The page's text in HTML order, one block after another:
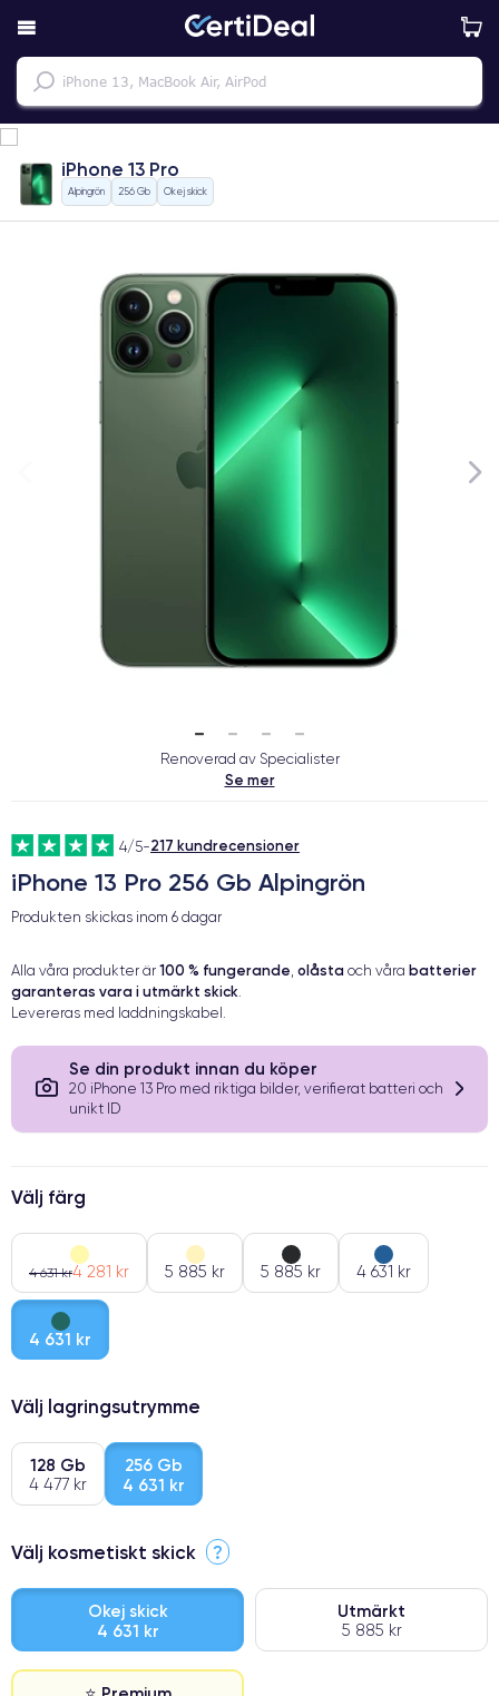
iPhone 13 Pro
Alpingrön 256 Gb Okej skick
Renoverad av Specialister
Se mer
4/5-217 kundrecensioner
iPhone 13 Pro 256 Gb Alpingrön
Produkten skickas inom 6 dagar
Alla våra produkter är 100 % fungerande, olåsta och våra batterier
garanteras vara i utmärkt skick.
Levereras med laddningskabel.
Se din produkt innan du köper
20 iPhone 13 Pro med riktiga bilder, verifierat batteri och
unikt ID
Välj färg
4 631 kr4 281 kr 5 885 kr 5 885 kr 4 631 kr
4 631 kr
Välj lagringsutrymme
128 Gb
4 477 kr
256 Gb
4 631 kr
Välj kosmetiskt skick ?
Okej skick
4 631 kr
Utmärkt
5 885 kr